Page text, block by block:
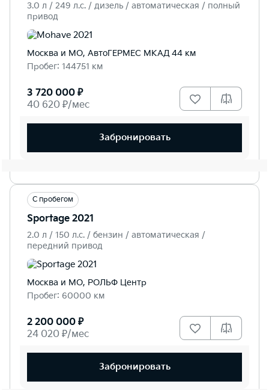
3.0 л / 249 л.c. / дизель / автоматическая / полный
привод
Москва и МО, АвтоГЕРМЕС МКАД 44 км
Пробег: 144751 км
3 720 000 ₽
40 620 ₽/мес
Забронировать
С пробегом
Sportage 2021
2.0 л / 150 л.c. / бензин / автоматическая /
передний привод
Москва и МО, РОЛЬФ Центр
Пробег: 60000 км
2 200 000 ₽
24 020 ₽/мес
Забронировать